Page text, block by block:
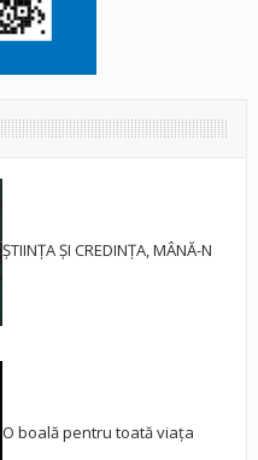
ȘTIINȚA ȘI CREDINȚA, MÂNĂ-N
O boală pentru toată viața